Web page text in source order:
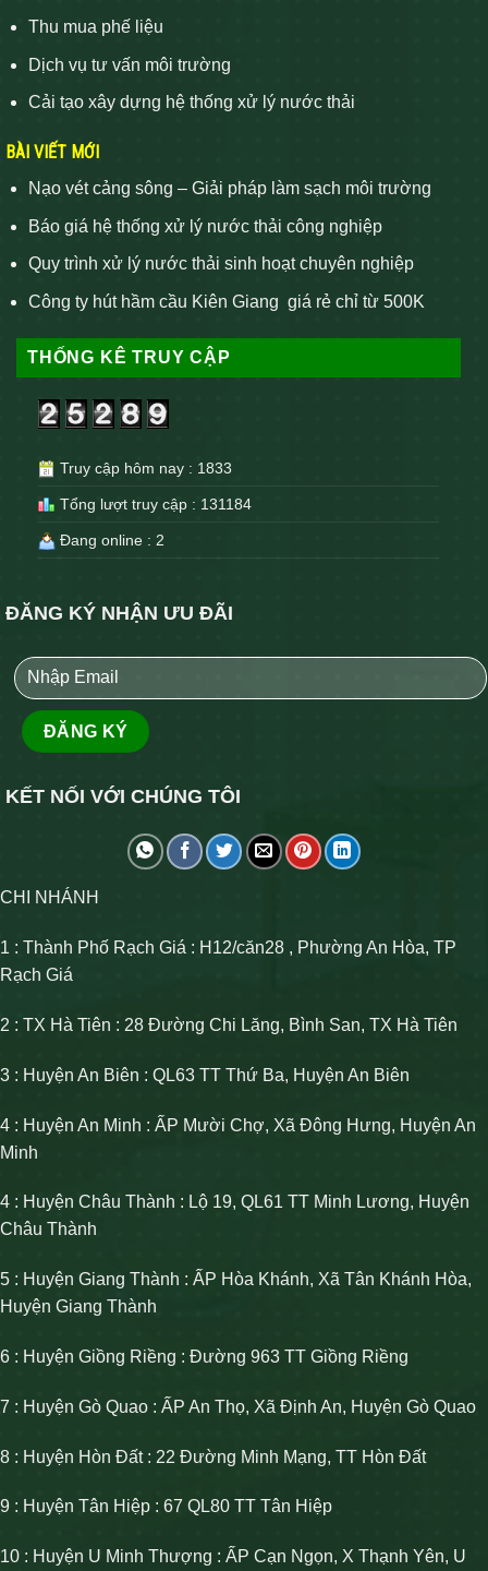
Thu mua phế liệu
Dịch vụ tư vấn môi trường
Cải tạo xây dựng hệ thống xử lý nước thải
BÀI VIẾT MỚI
Nạo vét cảng sông – Giải pháp làm sạch môi trường
Báo giá hệ thống xử lý nước thải công nghiệp
Quy trình xử lý nước thải sinh hoạt chuyên nghiệp
Công ty hút hầm cầu Kiên Giang giá rẻ chỉ từ 500K
THỐNG KÊ TRUY CẬP
Truy cập hôm nay : 1833
Tổng lượt truy cập : 131184
Đang online : 2
ĐĂNG KÝ NHẬN ƯU ĐÃI
KẾT NỐI VỚI CHÚNG TÔI
CHI NHÁNH
1 : Thành Phố Rạch Giá : H12/căn28 , Phường An Hòa, TP
Rạch Giá
2 : TX Hà Tiên : 28 Đường Chi Lăng, Bình San, TX Hà Tiên
3 : Huyện An Biên : QL63 TT Thứ Ba, Huyện An Biên
4 : Huyện An Minh : ẤP Mười Chợ, Xã Đông Hưng, Huyện An
Minh
4 : Huyện Châu Thành : Lộ 19, QL61 TT Minh Lương, Huyện
Châu Thành
5 : Huyện Giang Thành : ẤP Hòa Khánh, Xã Tân Khánh Hòa,
Huyện Giang Thành
6 : Huyện Giồng Riềng : Đường 963 TT Giồng Riềng
7 : Huyện Gò Quao : ẤP An Thọ, Xã Định An, Huyện Gò Quao
8 : Huyện Hòn Đất : 22 Đường Minh Mạng, TT Hòn Đất
9 : Huyện Tân Hiệp : 67 QL80 TT Tân Hiệp
10 : Huyện U Minh Thượng : ẤP Cạn Ngọn, X Thạnh Yên, U